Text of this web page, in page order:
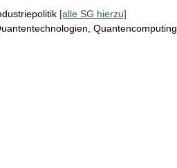
[alle SG hierzu]
Quantencomputing